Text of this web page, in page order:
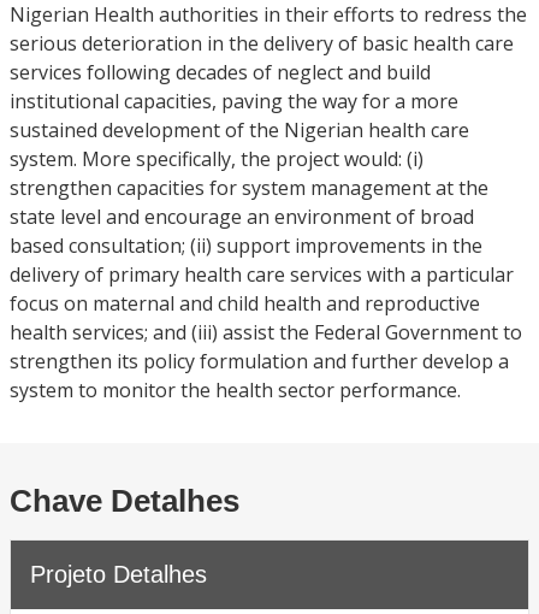
Nigerian Health authorities in their efforts to redress the
serious deterioration in the delivery of basic health care
services following decades of neglect and build
institutional capacities, paving the way for a more
sustained development of the Nigerian health care
system. More specifically, the project would: (i)
strengthen capacities for system management at the
state level and encourage an environment of broad
based consultation; (ii) support improvements in the
delivery of primary health care services with a particular
focus on maternal and child health and reproductive
health services; and (iii) assist the Federal Government to
strengthen its policy formulation and further develop a
system to monitor the health sector performance.
Chave Detalhes
Projeto Detalhes